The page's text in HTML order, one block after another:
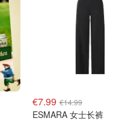
€7.99 €14.99
ESMARA 女士长裤